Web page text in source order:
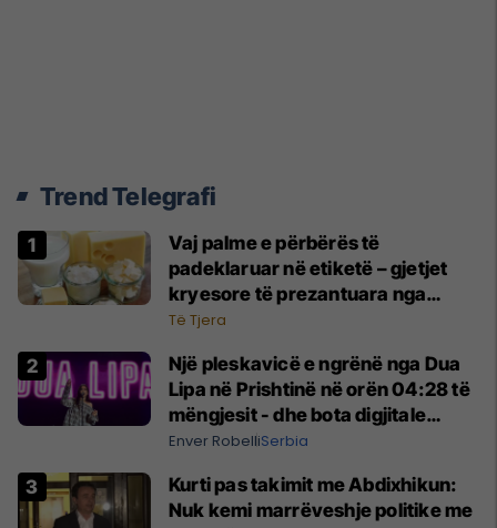
Trend Telegrafi
Vaj palme e përbërës të
padeklaruar në etiketë – gjetjet
kryesore të prezantuara nga
AUV-i pas kontrollit në sektorin e
Të Tjera
Një pleskavicë e ngrënë nga Dua
Lipa në Prishtinë në orën 04:28 të
mëngjesit - dhe bota digjitale
serbe shpall gjendjen e luftës
Enver RobelliSerbia
Kurti pas takimit me Abdixhikun:
Nuk kemi marrëveshje politike me